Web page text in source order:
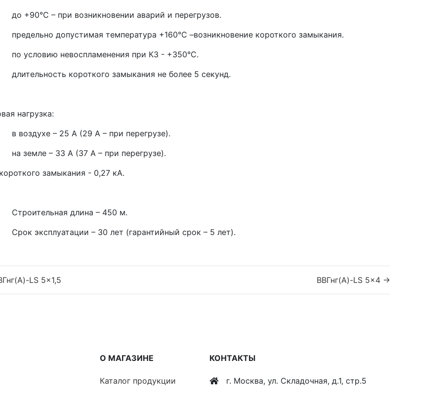
+90°С – при возникновении аварий и перегрузов.
допустимая температура +160°С –возникновение короткого замыкания.
условию невоспламенения при КЗ - +350°С.
короткого замыкания не более 5 секунд.
нагрузка:
– 25 А (29 А – при перегрузе).
земле – 33 А (37 А – при перегрузе).
замыкания - 0,27 кА.
длина – 450 м.
эксплуатации – 30 лет (гарантийный срок – 5 лет).
LS 5x1,5 ВВГнг(A)-LS 5x4 →
О МАГАЗИНЕ
Каталог продукции
КОНТАКТЫ
г. Москва, ул. Складочная, д.1, стр.5